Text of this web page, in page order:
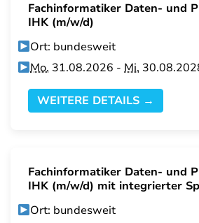
Fachinformatiker Daten- und
IHK (m/w/d)
Ort: bundesweit
Mo. 31.08.2026 -Mi.
WEITERE DETAILS →
Fachinformatiker Daten- und
IHK (m/w/d) mit integrierter
Ort: bundesweit